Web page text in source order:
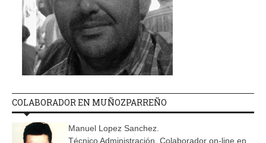
COLABORADOR EN MUÑOZPARREÑO
Manuel Lopez Sanchez.
Técnico Administración. Colaborador on-line en